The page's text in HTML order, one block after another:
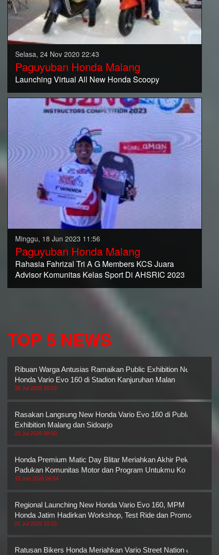
Selasa, 24 Nov 2020 22:43
Paguyuban Honda Malang
Launching Virtual All New Honda Scoopy
Minggu, 18 Jun 2023 11:56
Paguyuban Honda Malang
Rahasia Fahrizal Tri A G Members KCS Juara
Advisor Komunitas Kelas Sport Di AHSRIC 2023
TOP 5 NEWS
Ribuan Warga Antusias Ramaikan Public Exhibition New
Honda Vario Evo 160 di Stadion Kanjuruhan Malan
26 Jul 2026 16:03
Rasakan Langsung New Honda Vario Evo 160 di Public
Exhibition Malang dan Sidoarjo
23 Jul 2026 09:50
Honda Premium Matic Day Blitar Meriahkan Akhir Pekan,
Padukan Komunitas Motor dan Program Untukmu Ko
15 Jun 2026 08:54
Regional Launching New Honda Vario Evo 160, MPM
Honda Jatim Hadirkan Workshop, Test Ride dan Promo M
01 Jul 2026 10:23
Ratusan Bikers Honda Meriahkan Vario Street Nation di